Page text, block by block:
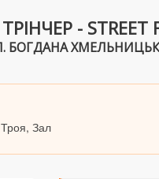
- STREET
Зал